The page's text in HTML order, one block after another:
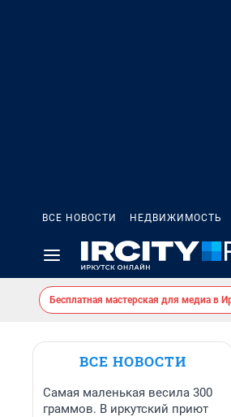
ВСЕ НОВОСТИ НЕДВИЖИМОСТЬ
Бесплатная мастерская для медиа в
ВСЕ НОВОСТИ
Самая маленькая весила 300
граммов. В иркутский приют